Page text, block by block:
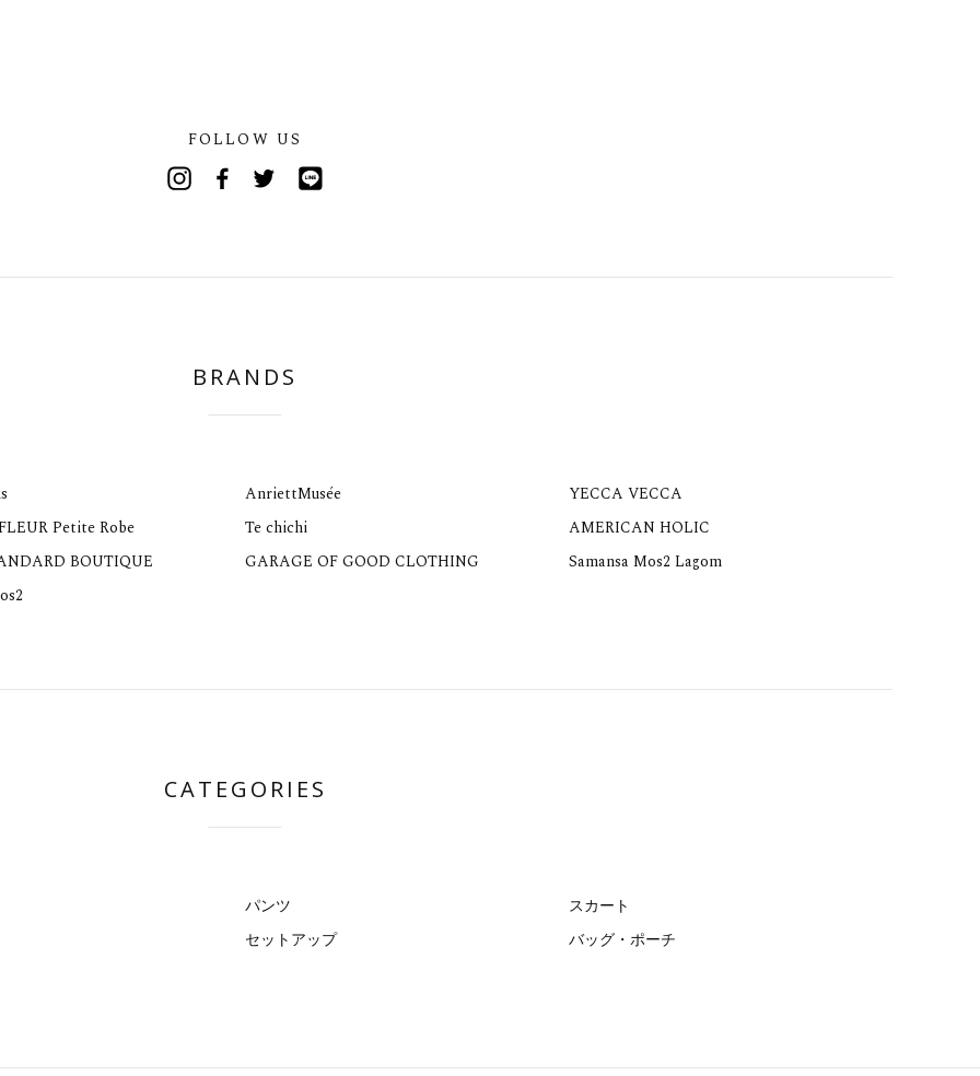
FOLLOW US
Twitter
BRANDS
AnriettMusée
YECCA VECCA
Petite Robe
Te chichi
AMERICAN HOLIC
BOUTIQUE
GARAGE OF GOOD CLOTHING
Samansa Mos2 Lagom
CATEGORIES
パンツ
スカート
セットアップ
バッグ・ポーチ